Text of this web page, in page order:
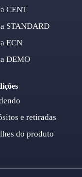
CENT
STANDARD
ECN
DEMO
e retiradas
do produto